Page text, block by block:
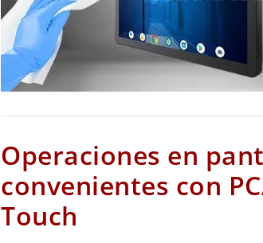
Operaciones en
convenientes con
Touch